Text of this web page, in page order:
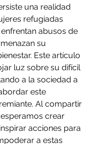
una realidad
refugiadas
abusos de
su
Este artículo
luz sobre su difícil
a la sociedad a
este
Al compartir
crear
acciones para
a estas